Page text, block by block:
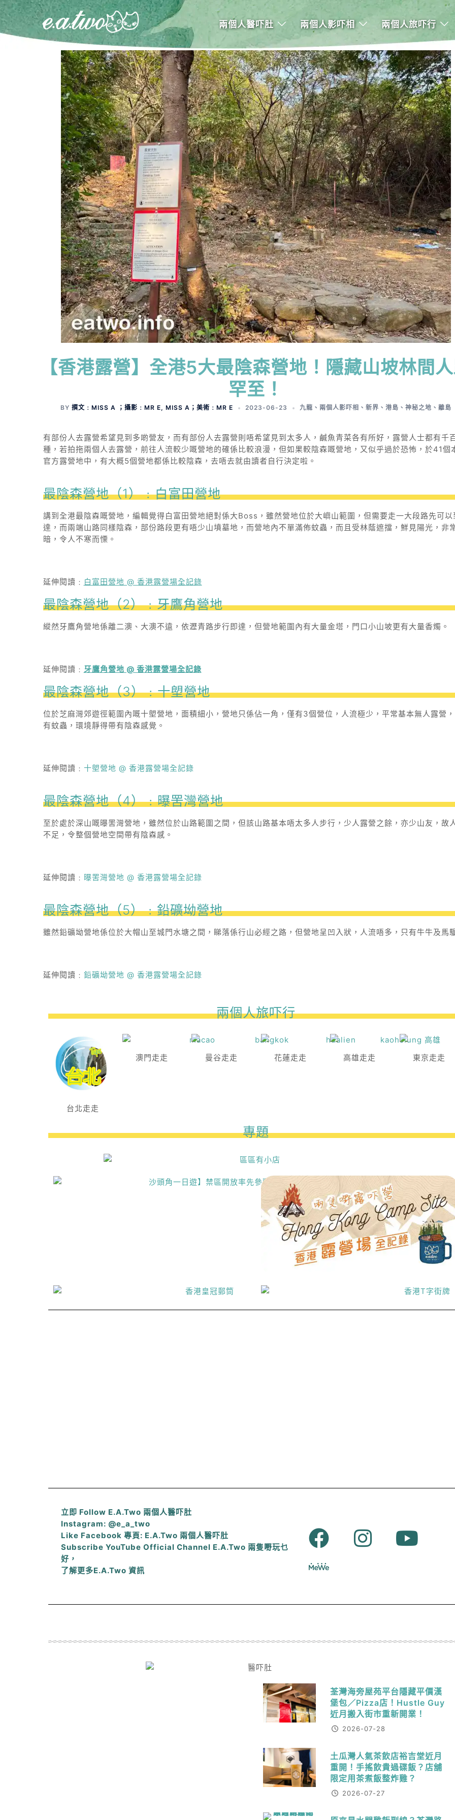
兩個人醫吓肚 兩個人影吓相 兩個人旅吓行
【香港露營】全港5大最陰森營地！隱藏山坡林間
罕至！
BY 撰文﹕MISS A ；攝影﹕MR E, MISS A；美術﹕MR E 2023-06-23 九龍 、 兩個人影吓相 、 新界 、 港島 、 神秘之地 、 離島
有部份人去露營希望見到多啲營友，而有部份人去露營則唔希望見到太多人，鹹魚青菜各有所好，露營人士都有千
種，若拍拖兩個人去露營，前往人流較少嘅營地的確係比較浪漫，但如果較陰森嘅營地，又似乎過於恐怖，於41個
官方露營地中，有大概5個營地都係比較陰森，去唔去就由讀者自行決定啦。
最陰森營地（1）﹕白富田營地
講到全港最陰森嘅營地，編輯覺得白富田營地絕對係大Boss，雖然營地位於大嶼山範圍，但需要走一大段路先可以
達，而兩端山路同樣陰森，部份路段更有唔少山墳墓地，而營地內不單滿佈蚊蟲，而且受林蔭遮擋，鮮見陽光，非
暗，令人不寒而慄。
延伸閱讀﹕ 白富田營地 @ 香港露營場全記錄
最陰森營地（2）﹕牙鷹角營地
縱然牙鷹角營地係離二澳、大澳不遠，依瀝青路步行即達，但營地範圍內有大量金塔，門口小山坡更有大量香燭。
延伸閱讀﹕ 牙鷹角營地 @ 香港露營場全記錄
最陰森營地（3）﹕十塱營地
位於芝麻灣郊遊徑範圍內嘅十塱營地，面積細小，營地只係佔一角，僅有3個營位，人流極少，平常基本無人露營
有蚊蟲，環境靜得帶有陰森感覺。
延伸閱讀﹕ 十塱營地 @ 香港露營場全記錄
最陰森營地（4）﹕曝罟灣營地
至於處於深山嘅曝罟灣營地，雖然位於山路範圍之間，但該山路基本唔太多人步行，少人露營之餘，亦少山友，故
不足，令整個營地空間帶有陰森感。
延伸閱讀﹕ 曝罟灣營地 @ 香港露營場全記錄
最陰森營地（5）﹕鉛礦坳營地
雖然鉛礦坳營地係位於大帽山至城門水塘之間，睇落係行山必經之路，但營地呈凹入狀，人流唔多，只有牛牛及馬
延伸閱讀﹕ 鉛礦坳營地 @ 香港露營場全記錄
兩個人旅吓行
台北走走
澳門走走 曼谷走走 花蓮走走 高雄走走 東京走走
專題
立即 Follow E.A.Two 兩個人醫吓肚
Instagram: @e_a_two
Like Facebook 專頁: E.A.Two 兩個人醫吓肚
Subscribe YouTube Official Channel E.A.Two 兩隻嘢玩乜
好，
了解更多E.A.Two 資訊
荃灣海旁屋苑平台隱藏平價漢
堡包／Pizza店！Hustle Guy
近月搬入街市重新開業！
2026-07-28
土瓜灣人氣茶飲店裕吉堂近月
重開！手搖飲貴過碟飯？店舖
限定用茶煮飯整炸雞？
2026-07-27